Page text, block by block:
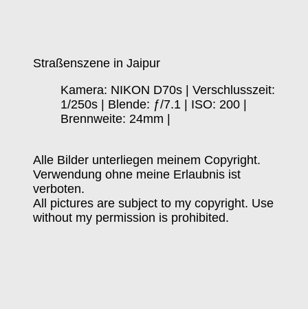
Straßenszene in Jaipur
Kamera: NIKON D70s | Verschlusszeit:
1/250s | Blende: ƒ/7.1 | ISO: 200 |
Brennweite: 24mm |
Alle Bilder unterliegen meinem Copyright.
Verwendung ohne meine Erlaubnis ist
verboten.
All pictures are subject to my copyright. Use
without my permission is prohibited.